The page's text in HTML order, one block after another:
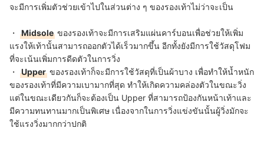
จะมีการเพิ่มตัวช่วยเข้าไปในส่วนต่าง ๆ ของรองเท้าไม่ว่าจะเป็น
・ Midsole ของรองเท้าจะมีการเสริมแผ่นคาร์บอนเพื่อช่วยให้เพิ่ม
แรงให้เท้านั้นสามารถออกตัวได้เร็วมากขึ้น อีกทั้งยังมีการใช้วัสดุโฟม
ที่จะเน้นเพิ่มการดีดตัวในการวิ่ง
・
Upper ของรองเท้าก็จะมีการใช้วัสดุที่เป็นผ้าบาง เพื่อทำให้น้ำหนัก
ของรองเท้าที่มีความเบามากที่สุด ทำให้เกิดความคล่องตัวในขณะวิ่ง
แต่ในขณะเดียวกันก็จะต้องเป็น Upper ที่สามารถป้องกันหน้าเท้าและ
มีความทนทานมากเป็นพิเศษ เนื่องจากในการวิ่งแข่งขันนั้นผู้วิ่งมักจะ
ใช้แรงวิ่งมากกว่าปกติ